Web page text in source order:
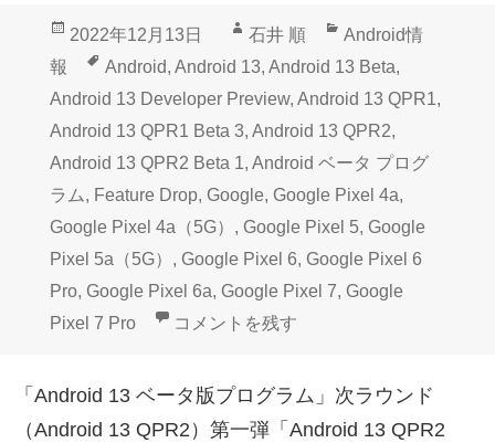
投
日:
2022年12月13日
作
成
者
石井 順
カ
テ
ゴ
リ
ー
Android情
報
タ
グ
Android, Android 13, Android 13 Beta,
Android 13 Developer Preview, Android 13 QPR1,
Android 13 QPR1 Beta 3, Android 13 QPR2,
Android 13 QPR2 Beta 1, Android ベータ プログ
ラム, Feature Drop, Google, Google Pixel 4a,
Google Pixel 4a（5G） , Google Pixel 5, Google
Pixel 5a（5G） , Google Pixel 6, Google Pixel 6
Pro, Google Pixel 6a, Google Pixel 7, Google
Pixel 7 Pro
Google Pixelベータプログラム次ラウ
コメントを残す
「Android 13 ベータ版プログラム」次ラウンド
（Android 13 QPR2）第一弾「Android 13 QPR2